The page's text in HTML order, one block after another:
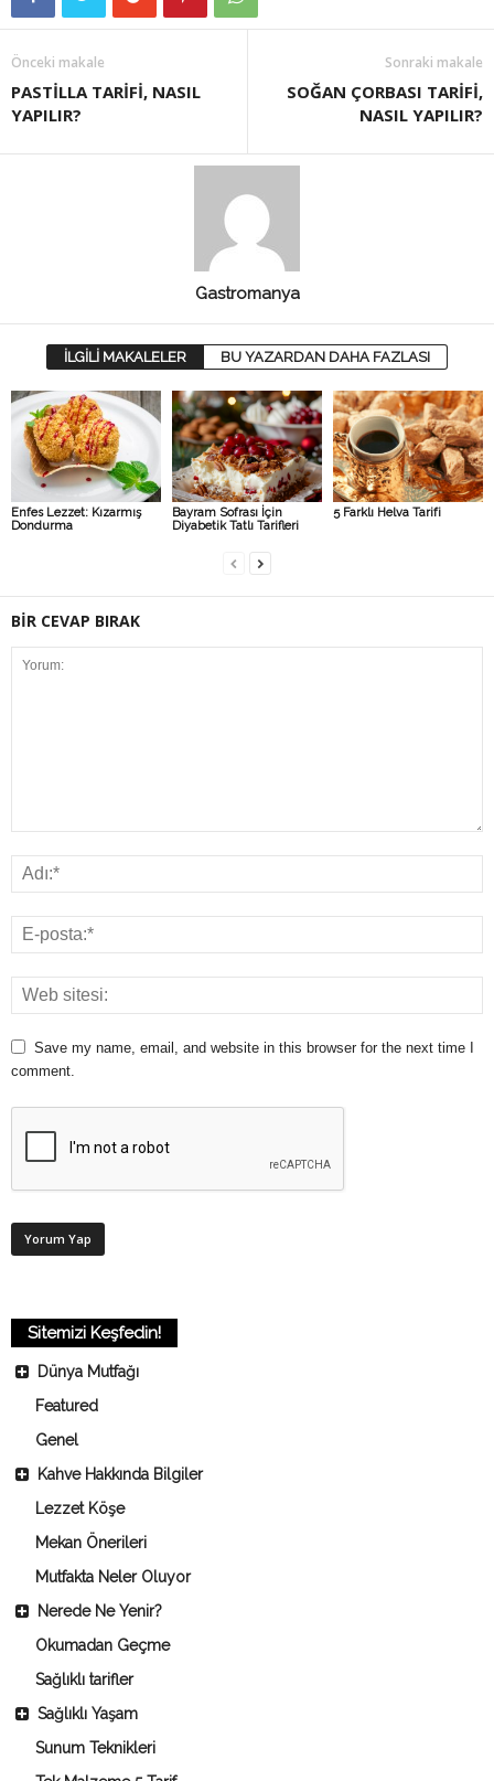
Önceki makale
PASTİLLA TARİFİ, NASIL
YAPILIR?
Sonraki makale
SOĞAN ÇORBASI TARİFİ,
NASIL YAPILIR?
Gastromanya
İLGİLİ MAKALELER BU YAZARDAN DAHA FAZLASI
Enfes Lezzet: Kızarmış
Dondurma
Bayram Sofrası İçin
Diyabetik Tatlı Tarifleri
5 Farklı Helva Tarifi
BİR CEVAP BIRAK
Save my name, email, and website in this browser for the next time I
comment.
Sitemizi Keşfedin!
Dünya Mutfağı
Featured
Genel
Kahve Hakkında Bilgiler
Lezzet Köşe
Mekan Önerileri
Mutfakta Neler Oluyor
Nerede Ne Yenir?
Okumadan Geçme
Sağlıklı tarifler
Sağlıklı Yaşam
Sunum Teknikleri